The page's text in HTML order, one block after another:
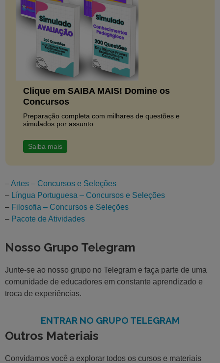
Clique em SAIBA MAIS! Domine os
Concursos
Preparação completa com milhares de questões e
simulados por assunto.
Saiba mais
–Artes – Concursos e Seleções
– Língua Portuguesa – Concursos e Seleções
– Filosofia – Concursos e Seleções
– Pacote de Atividades
Nosso Grupo Telegram
Junte-se ao nosso grupo no Telegram e faça parte de uma
comunidade de educadores em constante aprendizado e
troca de experiências.
ENTRAR NO GRUPO TELEGRAM
Outros Materiais
Convidamos você a explorar todos os cursos e materiais